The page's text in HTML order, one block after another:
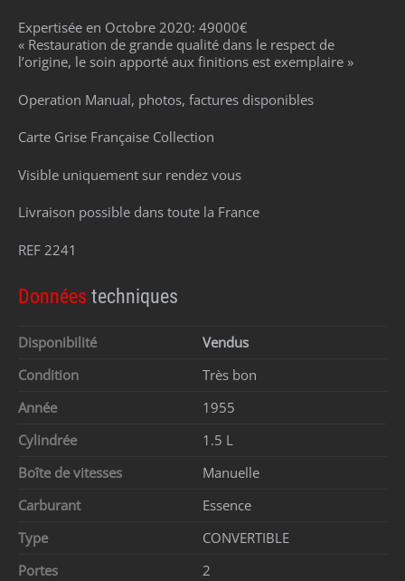
Expertisée en Octobre 2020: 49000€
« Restauration de grande qualité dans le respect de
l’origine, le soin apporté aux finitions est exemplaire »
Operation Manual, photos, factures disponibles
Carte Grise Française Collection
Visible uniquement sur rendez vous
Livraison possible dans toute la France
REF 2241
Données techniques
Disponibilité
Vendus
Condition
Très bon
Année
1955
Cylindrée
1.5 L
Boîte de vitesses
Manuelle
Carburant
Essence
Type
CONVERTIBLE
Portes
2